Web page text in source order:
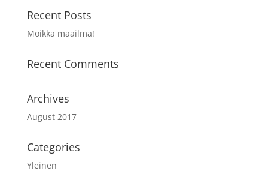
Recent Posts
Moikka maailma!
Recent Comments
Archives
August 2017
Categories
Yleinen